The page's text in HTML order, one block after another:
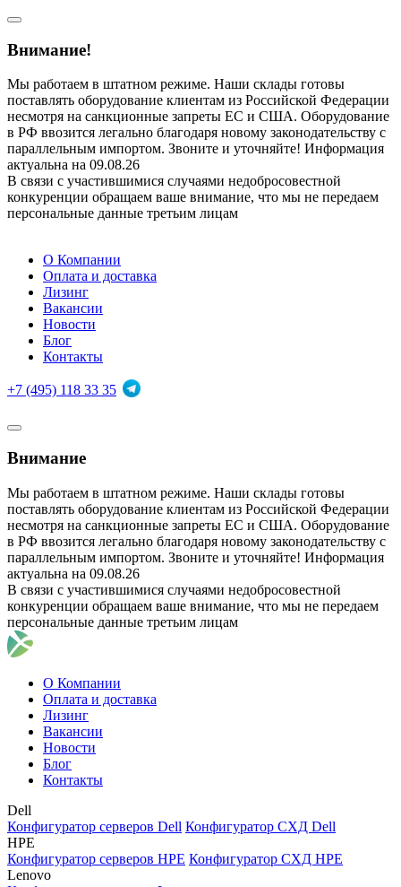
Внимание!
Мы работаем в штатном режиме. Наши склады готовы
поставлять оборудование клиентам из Российской Федерации
несмотря на санкционные запреты ЕС и США. Оборудование
в РФ ввозится легально благодаря новому законодательству с
параллельным импортом. Звоните и уточняйте! Информация
актуальна на 09.08.26
В связи с участившимися случаями недобросовестной
конкуренции обращаем ваше внимание, что мы не передаем
персональные данные третьим лицам
О Компании
Оплата и доставка
Лизинг
Вакансии
Новости
Блог
Контакты
+7 (495) 118 33 35
Внимание
Мы работаем в штатном режиме. Наши склады готовы
поставлять оборудование клиентам из Российской Федерации
несмотря на санкционные запреты ЕС и США. Оборудование
в РФ ввозится легально благодаря новому законодательству с
параллельным импортом. Звоните и уточняйте! Информация
актуальна на 09.08.26
В связи с участившимися случаями недобросовестной
конкуренции обращаем ваше внимание, что мы не передаем
персональные данные третьим лицам
О Компании
Оплата и доставка
Лизинг
Вакансии
Новости
Блог
Контакты
Dell
Конфигуратор серверов Dell Конфигуратор СХД Dell
HPE
Конфигуратор серверов HPE Конфигуратор СХД HPE
Lenovo